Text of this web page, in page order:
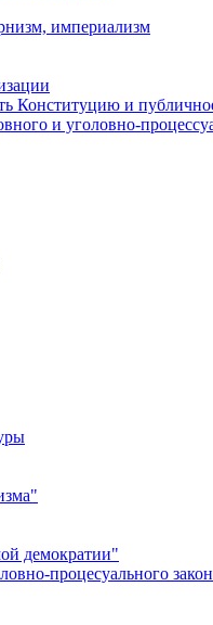
империализм
Конституцию и
и уголовно-
демократии"
процесуального